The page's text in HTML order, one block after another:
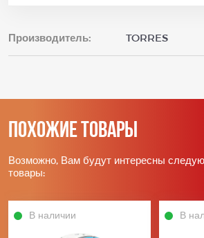
Производитель: TORRES
Похожие товары
Возможно, Вам будут интересны
товары:
В наличии В